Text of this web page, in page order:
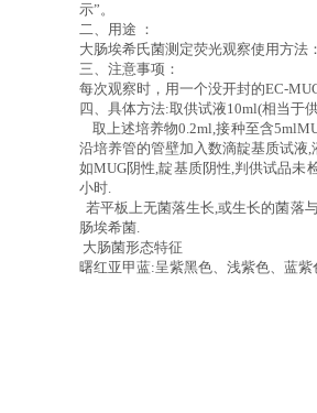
示”。
二、用途 ：
大肠埃希氏菌测定荧光观察使用方法
三、注意事项：
每次观察时，用一个没开封的EC-
四、具体方法:取供试液10ml(相当于
取上述培养物0.2ml,接种至含
沿培养管的管壁加入数滴靛基质试液
如MUG阴性,靛基质阴性,判供试品未
小时.
若平板上无菌落生长,或生长的菌落
肠埃希菌.
大肠菌形态特征
曙红亚甲蓝:呈紫黑色、浅紫色、蓝